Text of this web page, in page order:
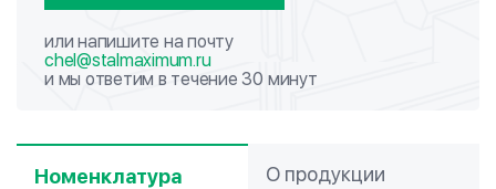
или напишите на почту
chel@stalmaximum.ru
и мы ответим в течение 30 минут
Номенклатура О продукции